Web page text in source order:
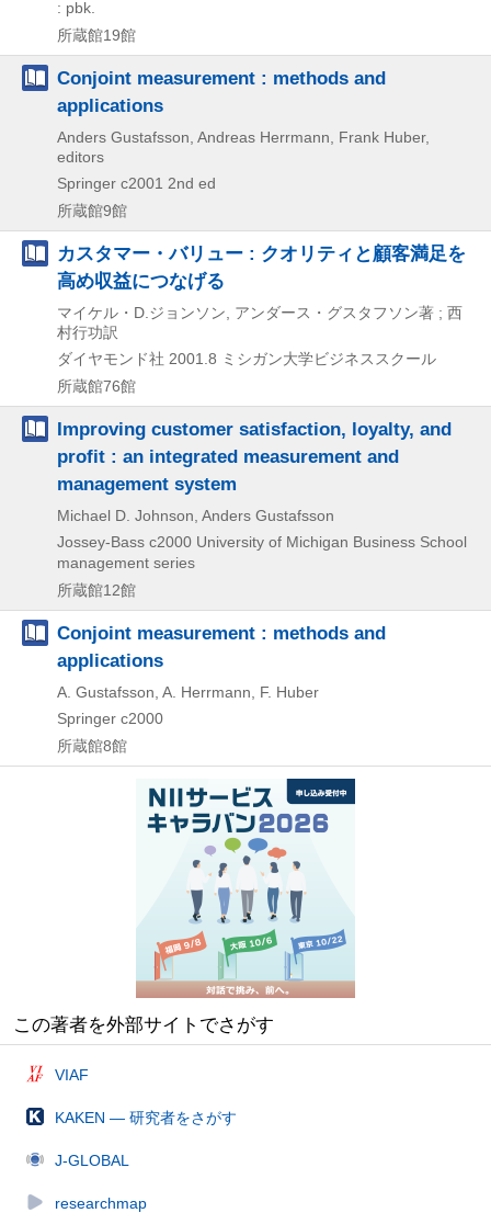
: pbk.
所蔵館19館
Conjoint measurement : methods and
applications
Anders Gustafsson, Andreas Herrmann, Frank Huber,
editors
Springer c2001 2nd ed
所蔵館9館
カスタマー・バリュー : クオリティと顧客満足を
高め収益につなげる
マイケル・D.ジョンソン, アンダース・グスタフソン著 ; 西
村行功訳
ダイヤモンド社 2001.8 ミシガン大学ビジネススクール
所蔵館76館
Improving customer satisfaction, loyalty, and
profit : an integrated measurement and
management system
Michael D. Johnson, Anders Gustafsson
Jossey-Bass c2000 University of Michigan Business School
management series
所蔵館12館
Conjoint measurement : methods and
applications
A. Gustafsson, A. Herrmann, F. Huber
Springer c2000
所蔵館8館
この著者を外部サイトでさがす
VIAF
KAKEN — 研究者をさがす
J-GLOBAL
researchmap